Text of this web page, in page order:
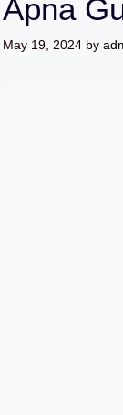
Apna
May 19, 2024 by